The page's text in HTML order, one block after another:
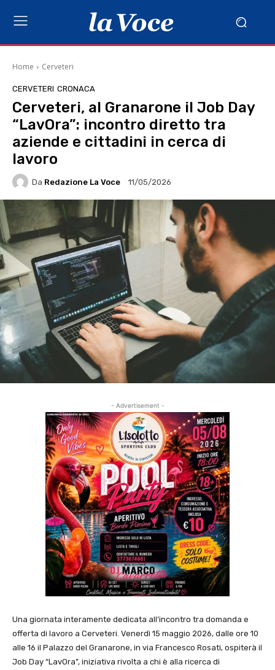
Home Cerveteri
CERVETERI CRONACA
Cerveteri, al Granarone il Job Day
“LavOra”: incontro diretto tra
aziende e cittadini in cerca di
lavoro
Da Redazione La Voce 11/05/2026
- Advertisement -
Una giornata interamente dedicata all’incontro tra domanda e
offerta di lavoro a Cerveteri . Venerdì 15 maggio 2026, dalle ore 10
alle 16 il Palazzo del Granarone, in via Francesco Rosati, ospiterà il
Job Day “LavOra”, iniziativa rivolta a chi è alla ricerca di